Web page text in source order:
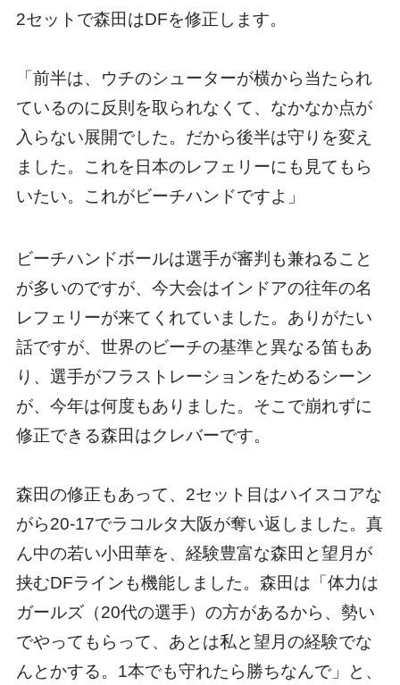
2セットで森田はDFを修正します。
「前半は、ウチのシューターが横から当たられ
ているのに反則を取られなくて、なかなか点が
入らない展開でした。だから後半は守りを変え
ました。これを日本のレフェリーにも見てもら
いたい。これがビーチハンドですよ」
ビーチハンドボールは選手が審判も兼ねること
が多いのですが、今大会はインドアの往年の名
レフェリーが来てくれていました。ありがたい
話ですが、世界のビーチの基準と異なる笛もあ
り、選手がフラストレーションをためるシーン
が、今年は何度もありました。そこで崩れずに
修正できる森田はクレバーです。
森田の修正もあって、2セット目はハイスコアな
がら20-17でラコルタ大阪が奪い返しました。真
ん中の若い小田華を、経験豊富な森田と望月が
挟むDFラインも機能しました。森田は「体力は
ガールズ（20代の選手）の方があるから、勢い
でやってもらって、あとは私と望月の経験でな
んとかする。1本でも守れたら勝ちなんで」と、